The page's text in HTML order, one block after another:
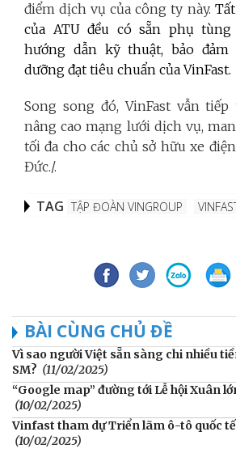
điểm dịch vụ của công ty này.
của ATU đều có sẵn phụ
hướng dẫn kỹ thuật, bảo đảm
dưỡng đạt tiêu chuẩn của VinFast.
Song song đó, VinFast vẫn
nâng cao mạng lưới dịch vụ,
tối đa cho các chủ sở hữu xe
Đức./.
TAG TẬP ĐOÀN VINGROUP
BÀI CÙNG CHỦ ĐỀ
Vì sao người Việt sẵn sàng chi nhiều
SM? (11/02/2025)
“Google map” đường tới Lễ hội Xuân
(10/02/2025)
Vinfast tham dự Triển lãm ô-tô quốc tế
(10/02/2025)